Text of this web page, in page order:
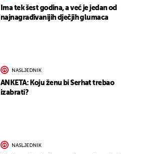
Ima tek šest godina, a već je jedan od
najnagrađivanijih dječjih glumaca
NASLJEDNIK
ANKETA: Koju ženu bi Serhat trebao
izabrati?
NASLJEDNIK